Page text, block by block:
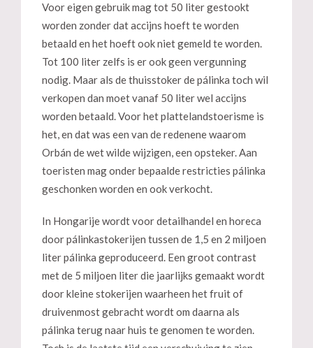
Voor eigen gebruik mag tot 50 liter gestookt
worden zonder dat accijns hoeft te worden
betaald en het hoeft ook niet gemeld te worden.
Tot 100 liter zelfs is er ook geen vergunning
nodig. Maar als de thuisstoker de pálinka toch wil
verkopen dan moet vanaf 50 liter wel accijns
worden betaald. Voor het plattelandstoerisme is
het, en dat was een van de redenene waarom
Orbán de wet wilde wijzigen, een opsteker. Aan
toeristen mag onder bepaalde restricties pálinka
geschonken worden en ook verkocht.
In Hongarije wordt voor detailhandel en horeca
door pálinkastokerijen tussen de 1,5 en 2 miljoen
liter pálinka geproduceerd. Een groot contrast
met de 5 miljoen liter die jaarlijks gemaakt wordt
door kleine stokerijen waarheen het fruit of
druivenmost gebracht wordt om daarna als
pálinka terug naar huis te genomen te worden.